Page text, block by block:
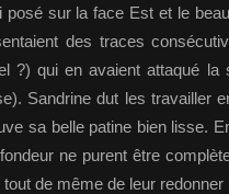
posé sur la face Est et le
des traces
?) qui en avaient attaqué
Sandrine dut les travailler
sa belle patine bien lisse.
ne purent être
de même de leur redonner